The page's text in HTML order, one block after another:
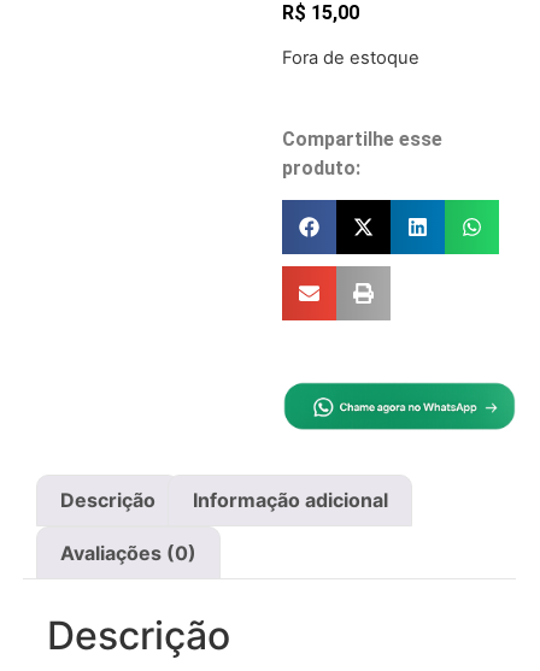
R$ 15,00
Fora de estoque
Compartilhe esse
produto:
Descrição Informação adicional
Avaliações (0)
Descrição